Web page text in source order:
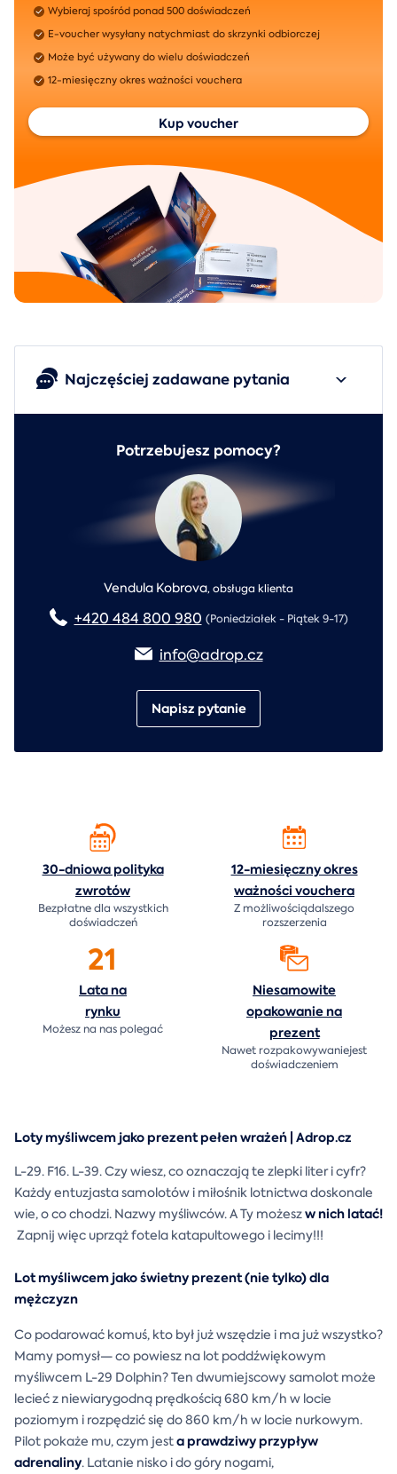
Wybieraj spośród ponad 500 doświadczeń
E-voucher wysyłany natychmiast do skrzynki odbiorczej
Może być używany do wielu doświadczeń
12-miesięczny okres ważności vouchera
Kup voucher
Najczęściej zadawane pytania
Potrzebujesz pomocy?
Vendula Kobrova,obsługa klienta
+420 484 800 980 (Poniedziałek - Piątek 9-17)
info@adrop.cz
Napisz pytanie
30-dniowa polityka
zwrotów
Bezpłatne dla wszystkich
doświadczeń
12-miesięczny okres
ważności vouchera
Z możliwościądalszego
rozszerzenia
21
Lata na
rynku
Możesz na nas polegać
Niesamowite
opakowanie na
prezent
Nawet rozpakowywaniejest
doświadczeniem
Loty myśliwcem jako prezent pełen wrażeń | Adrop.cz
L-29. F16. L-39. Czy wiesz, co oznaczają te zlepki liter i cyfr?
Każdy entuzjasta samolotów i miłośnik lotnictwa doskonale
wie, o co chodzi. Nazwy myśliwców. A Ty możeszw nich latać!
Zapnij więc uprząż fotela katapultowego i lecimy!!!
Lot myśliwcem jako świetny prezent (nie tylko) dla
mężczyzn
Co podarować komuś, kto był już wszędzie i ma już wszystko?
Mamy pomysł— co powiesz na lot poddźwiękowym
myśliwcem L-29 Dolphin? Ten dwumiejscowy samolot może
lecieć z niewiarygodną prędkością 680 km/h w locie
poziomym i rozpędzić się do 860 km/h w locie nurkowym.
Pilot pokaże mu, czym jestaprawdziwy przypływ
adrenaliny. Latanie nisko i do góry nogami,